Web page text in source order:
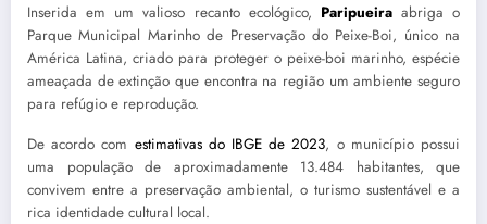
Inserida em um valioso recanto ecológico, Paripueiraabriga o
Parque Municipal Marinho de Preservação do Peixe-Boi, único na
América Latina, criado para proteger o peixe-boi marinho, espécie
ameaçada de extinção que encontra na região um ambiente seguro
para refúgio e reprodução.
De acordo com estimativas do IBGE de 2023, o município possui
uma população de aproximadamente 13.484 habitantes, que
convivem entre a preservação ambiental, o turismo sustentável e a
rica identidade cultural local.